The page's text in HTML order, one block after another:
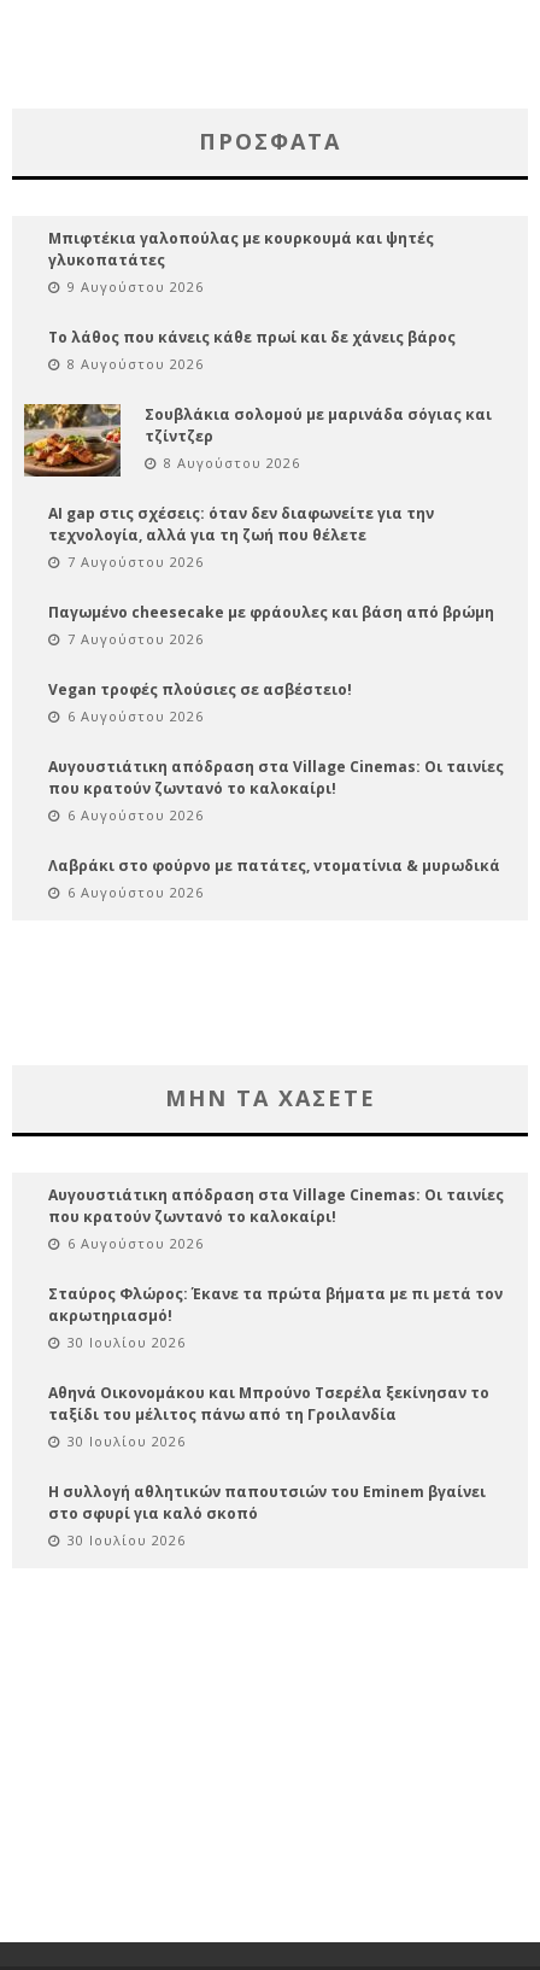
ΠΡΌΣΦΑΤΑ
Μπιφτέκια γαλοπούλας με κουρκουμά και ψητές
γλυκοπατάτες
9 Αυγούστου 2026
Το λάθος που κάνεις κάθε πρωί και δε χάνεις βάρος
8 Αυγούστου 2026
Σουβλάκια σολομού με μαρινάδα σόγιας και
τζίντζερ
8 Αυγούστου 2026
AI gap στις σχέσεις: όταν δεν διαφωνείτε για την
τεχνολογία, αλλά για τη ζωή που θέλετε
7 Αυγούστου 2026
Παγωμένο cheesecake με φράουλες και βάση από βρώμη
7 Αυγούστου 2026
Vegan τροφές πλούσιες σε ασβέστειο!
6 Αυγούστου 2026
Αυγουστιάτικη απόδραση στα Village Cinemas: Οι ταινίες
που κρατούν ζωντανό το καλοκαίρι!
6 Αυγούστου 2026
Λαβράκι στο φούρνο με πατάτες, ντοματίνια & μυρωδικά
6 Αυγούστου 2026
ΜΗΝ ΤΑ ΧΑΣΕΤΕ
Αυγουστιάτικη απόδραση στα Village Cinemas: Οι ταινίες
που κρατούν ζωντανό το καλοκαίρι!
6 Αυγούστου 2026
Σταύρος Φλώρος: Έκανε τα πρώτα βήματα με πι μετά τον
ακρωτηριασμό!
30 Ιουλίου 2026
Αθηνά Οικονομάκου και Μπρούνο Τσερέλα ξεκίνησαν το
ταξίδι του μέλιτος πάνω από τη Γροιλανδία
30 Ιουλίου 2026
Η συλλογή αθλητικών παπουτσιών του Eminem βγαίνει
στο σφυρί για καλό σκοπό
30 Ιουλίου 2026